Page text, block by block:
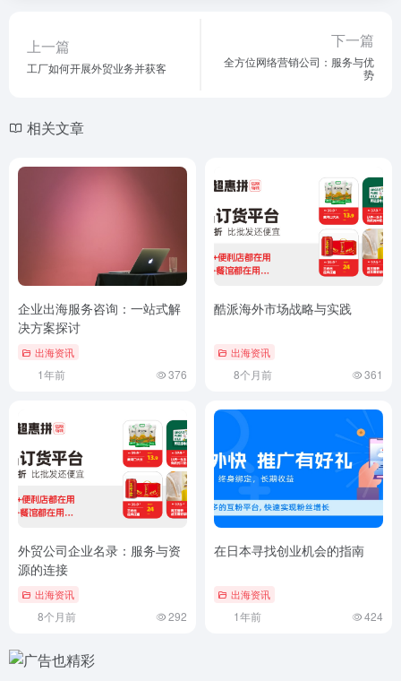
上一篇
工厂如何开展外贸业务并获客
下一篇
全方位网络营销公司：服务与优
势
相关文章
企业出海服务咨询：一站式解
决方案探讨
出海资讯
1年前 376
酷派海外市场战略与实践
出海资讯
8个月前 361
外贸公司企业名录：服务与资
源的连接
出海资讯
8个月前 292
在日本寻找创业机会的指南
出海资讯
1年前 424